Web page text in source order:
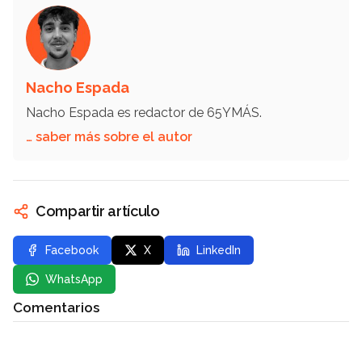
Nacho Espada
Nacho Espada es redactor de 65YMÁS.
… saber más sobre el autor
Compartir artículo
Facebook X LinkedIn
WhatsApp
Comentarios